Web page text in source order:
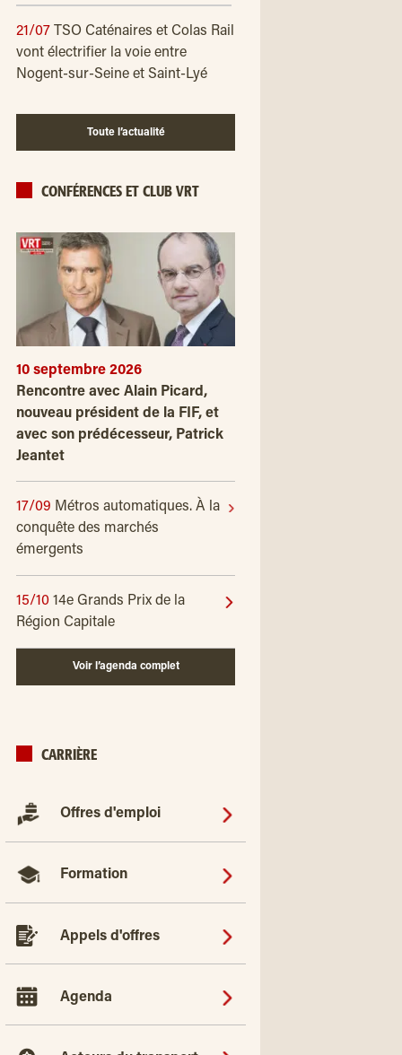
21/07
TSO Caténaires et Colas Rail
vont électrifier la voie entre
Nogent-sur-Seine et Saint-Lyé
Toute l’actualité
CONFÉRENCES ET CLUB VRT
10 septembre 2026
Rencontre avec Alain Picard,
nouveau président de la FIF, et
avec son prédécesseur, Patrick
Jeantet
17/09 Métros automatiques. À la
conquête des marchés
émergents
15/10 14e Grands Prix de la
Région Capitale
Voir l’agenda complet
CARRIÈRE
Offres d'emploi
Formation
Appels d'offres
Agenda